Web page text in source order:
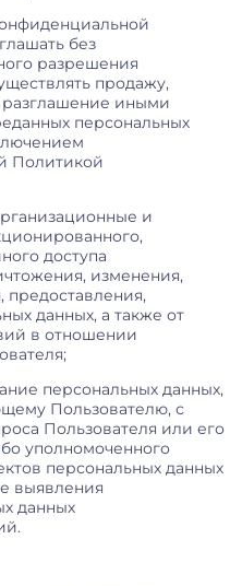
без
разрешения
продажу,
иными
персональных
Политикой
и
доступа
изменения,
предоставления,
данных, а также от
в отношении
персональных данных,
Пользователю, с
Пользователя или его
уполномоченного
персональных данных
выявления
данных